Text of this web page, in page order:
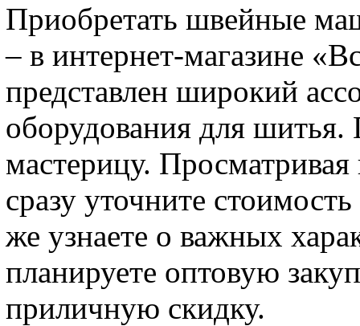
Приобретать швейные
– в интернет-магазине
представлен широкий
оборудования для
мастерицу. Просматривая
сразу уточните
же узнаете о важных
планируете оптовую
приличную скидку.